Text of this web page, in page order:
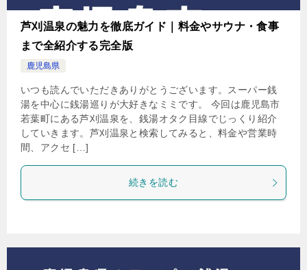
芦刈温泉の魅力を徹底ガイド｜料金やサウナ・食事
まで全紹介する完全版
鹿児島県
いつも読んでいただきありがとうございます。スーパー銭
湯を中心に銭湯巡りが大好きなミミです。 今回は鹿児島市
若葉町にある芦刈温泉を、銭湯オタク目線でじっくり紹介
していきます。芦刈温泉と検索してみると、料金や営業時
間、アクセ […]
続きを読む